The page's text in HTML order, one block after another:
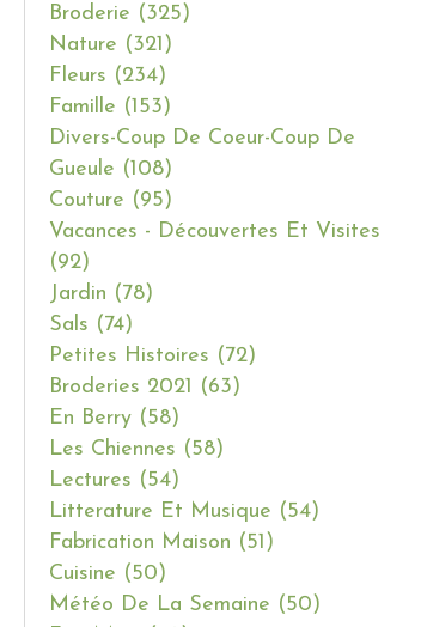
Broderie (325)
Nature (321)
Fleurs (234)
Famille (153)
Divers-Coup De Coeur-Coup De
Gueule (108)
Couture (95)
Vacances - Découvertes Et Visites
(92)
Jardin (78)
Sals (74)
Petites Histoires (72)
Broderies 2021
(63)
En Berry (58)
Les Chiennes (58)
Lectures (54)
Litterature Et Musique (54)
Fabrication Maison (51)
Cuisine (50)
Météo De La Semaine (50)